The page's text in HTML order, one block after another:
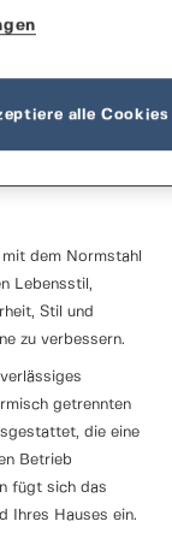
dem Normstahl
Lebensstil,
Stil und
zu verbessern.
getrennten
die eine
Betrieb
fügt sich das
Ihres Hauses ein.
alle Cookies